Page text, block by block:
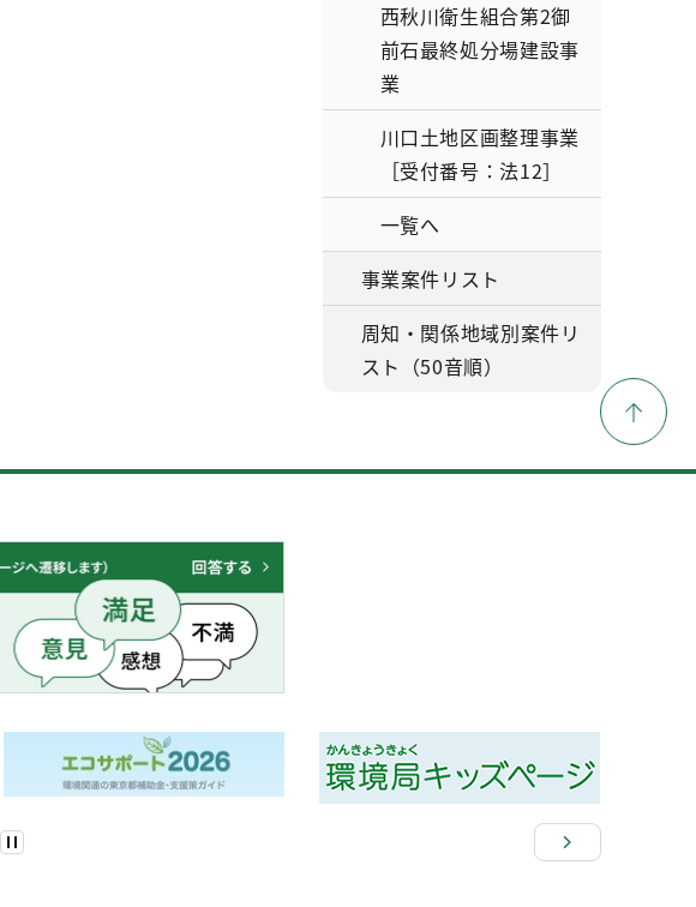
西秋川衛生組合第2御
前石最終処分場建設事
業
川口土地区画整理事業
［受付番号：法12］
一覧へ
事業案件リスト
周知・関係地域別案件リ
スト（50音順）